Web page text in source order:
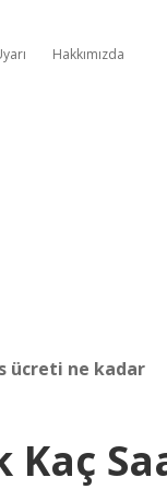
Hakkımızda
ücreti ne kadar